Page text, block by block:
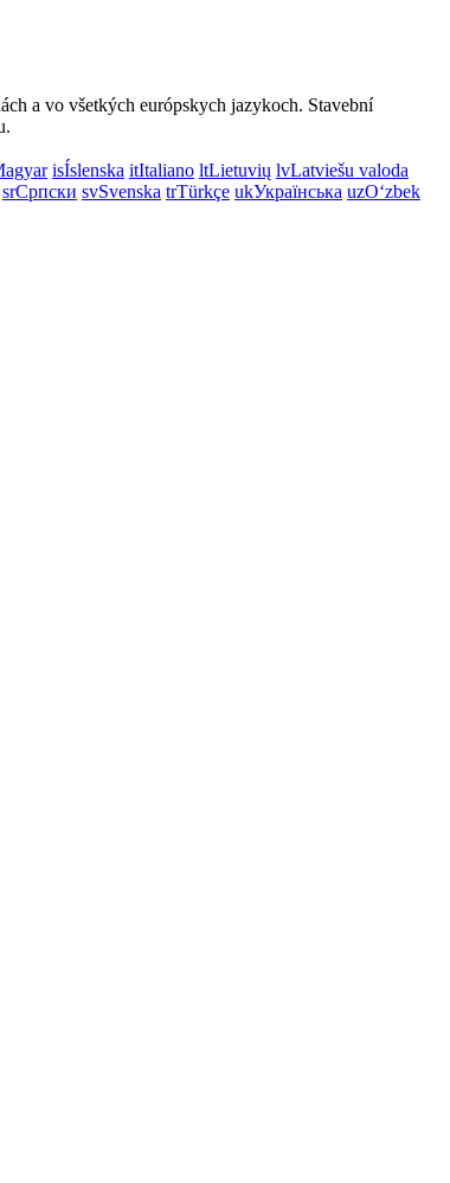
a vo všetkých európskych jazykoch. Stavební
isÍslenska itItaliano ltLietuvių lvLatviešu valoda
srСрпски svSvenska trTürkçe ukУкраїнська uzOʻzbek